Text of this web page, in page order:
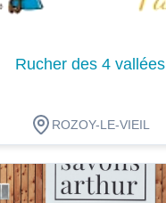
Rucher des 4 vallées
ROZOY-LE-VIEIL